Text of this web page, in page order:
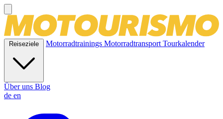
Reiseziele Motorradtrainings MotorradtransportTourkalender
Über uns Blog
de en